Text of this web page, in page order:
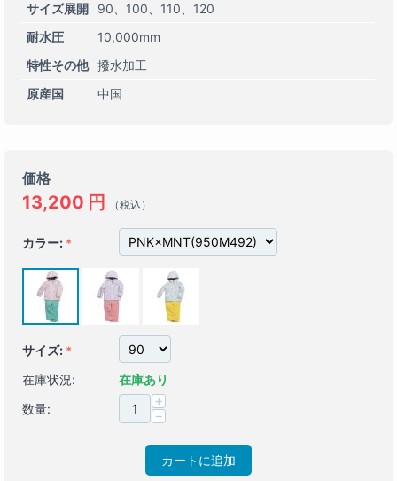
サイズ展開
90 100 110
120
耐水圧
10,000mm
特性その他 撥水加工
原産国
中国
価格
13,200 円 （税込）
カラー:
サイズ:
在庫状況:
在庫あり
数量:
+
−
カートに追加